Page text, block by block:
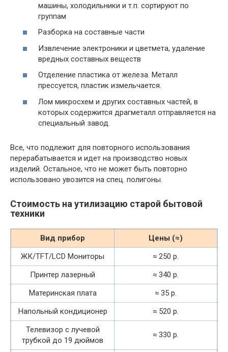
машины, холодильники и т.п. сортируют по
группам
Разборка на составные части
Извлечение электроники и цветмета, удаление
вредных составных веществ
Отделение пластика от железа. Металл
прессуется, пластик измельчается.
Лом микросхем и других составных частей, в
которых содержится драгметалл отправляется на
специальный завод.
Все, что подлежит для повторного использования
перерабатывается и идет на производство новых
изделий. Остальное, что не может быть повторно
использовано увозится на спец. полигоны.
Стоимость на утилизацию старой бытовой
техники
Вид прибор
Цены (≈)
ЖК/TFT/LCD Мониторы
≈ 250 р.
Принтер лазерный
≈ 340 р.
Материнская плата
≈ 35 р.
Напольный кондиционер
≈ 520 р.
Телевизор с лучевой
трубкой до 19 дюймов
≈ 330 р.